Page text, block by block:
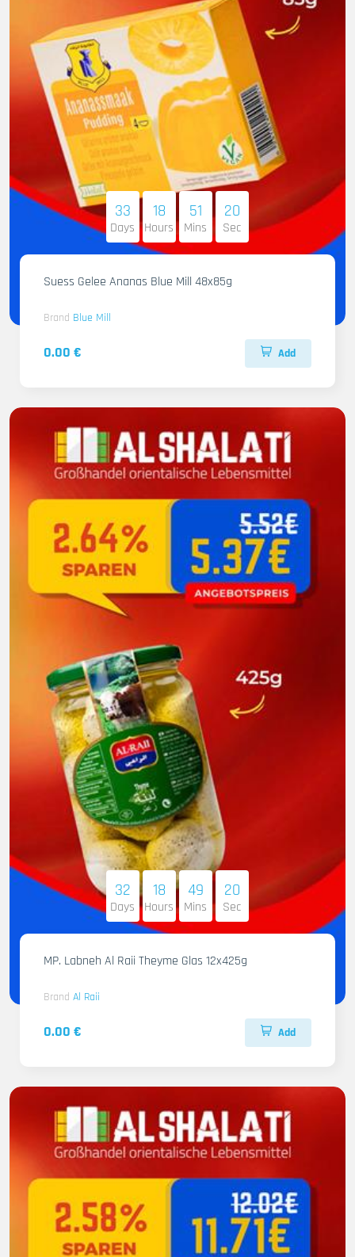
33
Days
18
Hours
51
Mins
19
Sec
Suess Gelee Ananas Blue Mill 48x85g
Brand Blue Mill
0.00 € Add
32
Days
18
Hours
49
Mins
19
Sec
MP. Labneh Al Raii Theyme Glas 12x425g
Brand Al Raii
0.00 € Add